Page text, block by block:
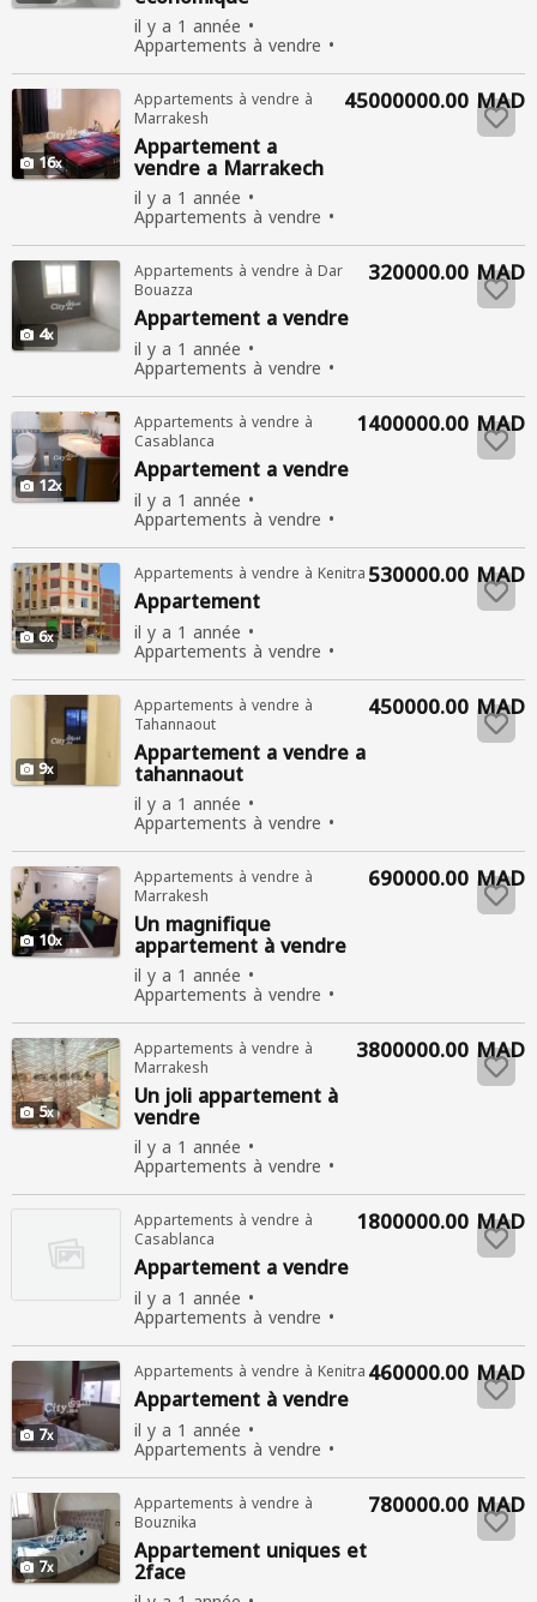
il y a 1 année
Appartements à vendre
Utiliser Vente 345
personnes consultées
16
Appartements à vendre à
Marrakesh
Appartementa
vendre a Marrakech
il y a 1 année
Appartements à vendre
Utiliser Vente 417
personnes consultées
45000000.00 MAD
4
Appartements à vendre à Dar
Bouazza
Appartementa vendre
il y a 1 année
Appartements à vendre
Utiliser Vente 367
personnes consultées
320000.00 MAD
12
Appartements à vendre à
Casablanca
Appartementa vendre
il y a 1 année
Appartements à vendre
Utiliser Vente 414
personnes consultées
1400000.00 MAD
6
Appartements à vendre à Kenitra
Appartement
il y a 1 année
Appartements à vendre
Utiliser Vente 407
personnes consultées
530000.00 MAD
9
Appartements à vendre à
Tahannaout
Appartementa vendre a
tahannaout
il y a 1 année
Appartements à vendre
370 personnes consultées
450000.00 MAD
10
Appartements à vendre à
Marrakesh
Un magnifique
appartementà vendre
il y a 1 année
Appartements à vendre
Nouvelle Vente 517
personnes consultées
690000.00 MAD
5
Appartements à vendre à
Marrakesh
Un joliappartementà
vendre
il y a 1 année
Appartements à vendre
Nouvelle Vente 433
personnes consultées
3800000.00 MAD
Appartements à vendre à
Casablanca
Appartementa vendre
il y a 1 année
Appartements à vendre
Utiliser Vente 365
personnes consultées
1800000.00 MAD
7
Appartements à vendre à Kenitra
Appartementà vendre
il y a 1 année
Appartements à vendre
Utiliser Vente 374
personnes consultées
460000.00 MAD
7
Appartements à vendre à
Bouznika
Appartementuniques et
2face
780000.00 MAD